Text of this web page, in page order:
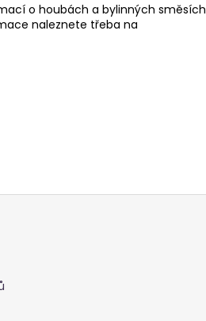
o houbách a bylinných směsích
naleznete třeba na